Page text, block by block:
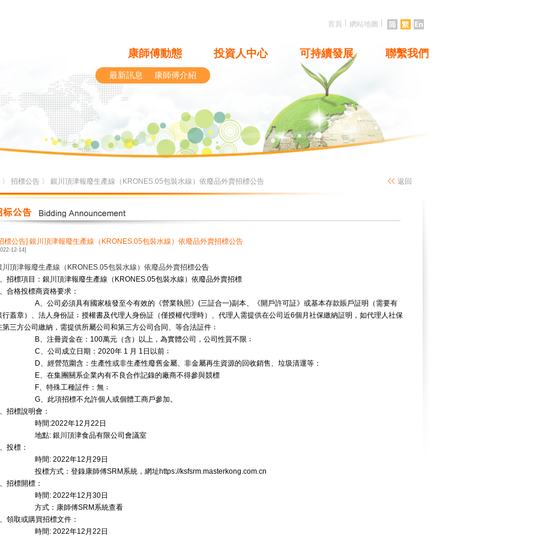
首頁 網站地圖
康師傅動態 投資人中心 可持續發展 聯繫我們
最新訊息 康師傅介紹
〉 招標公告 〉 銀川頂津報廢生產線（KRONES.05包裝水線）依廢品外賣招標公告 返回
標公告] 銀川頂津報廢生產線（KRONES.05包裝水線）依廢品外賣招標公告
12-14]
川頂津報廢生產線（ KRONES.05包裝水線）依廢品外賣招標公告
、招標項目：銀川頂津報廢生產線（ KRONES.05包裝水線）依廢品外賣招標
、合格投標商資格要求：
A、公司必須具有國家核發至今有效的《營業執照》 (三証合一)副本、《開戶許可証》或基本存款賬戶証明（需要有
行蓋章）、法人身份証﹔授權書及代理人身份証（僅授權代理時）、代理人需提供在公司近6個月社保繳納証明，如代理人社保
第三方公司繳納，需提供所屬公司和第三方公司合同、等合法証件﹔
B、注冊資金在： 100萬元（含）以上，為實體公司，公司性質不限﹔
C、公司成立日期： 2020年 1 月 1 日以前﹔
D、經營范圍含：生產性或非生產性廢舊金屬、非金屬再生資源的回收銷售、垃圾清運等：
E、在集團關系企業內有不良合作記錄的廠商不得參與競標
F、特殊工種証件：無﹔
G、此項招標不允許個人或個體工商戶參加。
、招標說明會：
時間:2022年12 月 22 日
地點: 銀川頂津食品有限公司會議室
、投標：
時間: 2022年12 月 29日
投標方式：登錄康師傅SRM 系統，網址https://ksfsrm.masterkong.com.cn
、招標開標：
時間: 2022年12 月 30日
方式：康師傅SRM 系統查看
、領取或購買招標文件：
時間: 2022年12 月 22 日